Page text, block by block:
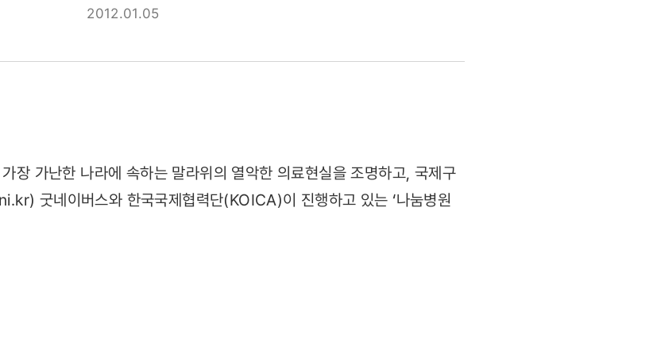
2012.01.05
장 가난한 나라에 속하는 말라위의 열악한 의료현실을 조명하고, 국제구
굿네이버스와 한국국제협력단(KOICA)이 진행하고 있는 ‘나눔병원